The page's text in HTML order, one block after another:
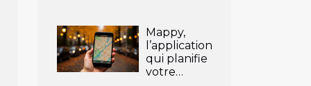
Mappy,
l’application
qui planifie
votre